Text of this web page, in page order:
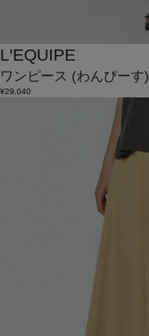
L'EQUIPE
ワンピース (わんぴーす)
¥29,040